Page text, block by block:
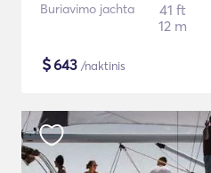
Buriavimo jachta
41 ft
12 m
$643 /naktinis